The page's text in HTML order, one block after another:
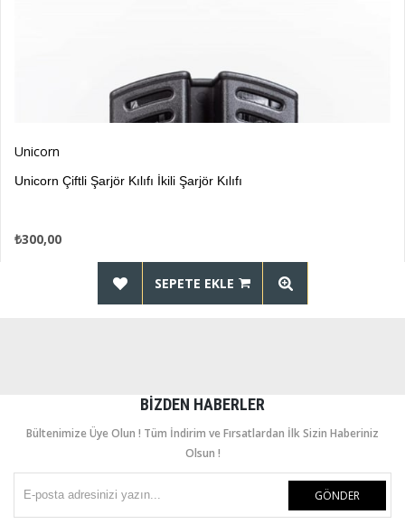
Unicorn
Unicorn Çiftli Şarjör Kılıfı İkili Şarjör Kılıfı
₺300,00
SEPETE EKLE
BIZDEN HABERLER
Bültenimize Üye Olun ! Tüm İndirim ve Fırsatlardan İlk Sizin Haberiniz
Olsun !
GÖNDER